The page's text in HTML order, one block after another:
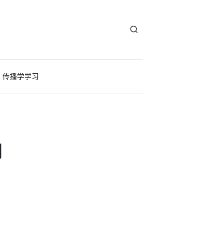
传播学学习